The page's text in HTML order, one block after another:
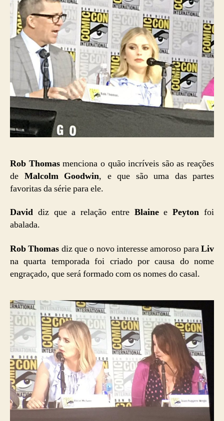
Rob Thomasmenciona o quão incríveis são as reações
de Malcolm Goodwin, e que são uma das partes
favoritas da série para ele.
David diz que a relação entre BlaineePeyton foi
abalada.
Rob Thomas diz que o novo interesse amoroso paraLiv
na quarta temporada foi criado por causa do nome
engraçado, que será formado com os nomes do casal.